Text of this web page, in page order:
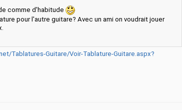
comme d'habitude
pour l'autre guitare? Avec un ami on voudrait jouer
Tablatures-Guitare/Voir-Tablature-Guitare.aspx?